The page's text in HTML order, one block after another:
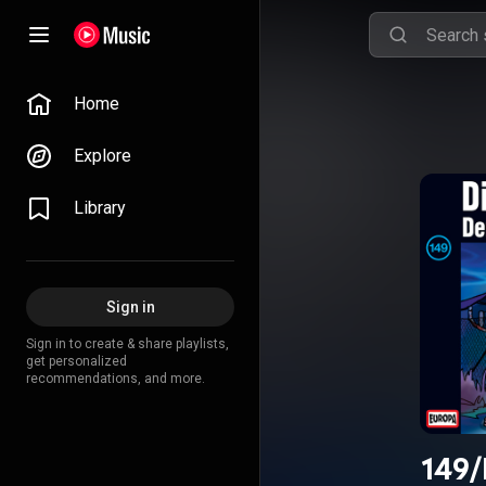
Home
Explore
Library
Sign in
Sign in to create & share playlists,
get personalized
recommendations, and more.